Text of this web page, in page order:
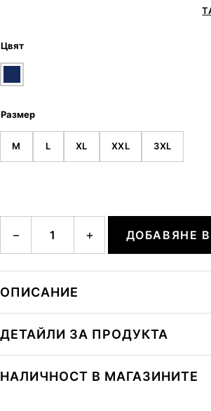
Цвят
Размер
M L XL XXL 3XL
− + ДОБАВЯНЕ
ОПИСАНИЕ
ДЕТАЙЛИ ЗА ПРОДУКТА
НАЛИЧНОСТ В МАГАЗИНИТЕ